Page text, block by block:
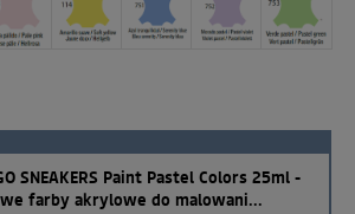
SNEAKERS Paint Pastel Colors 25ml -
farby akrylowe do malowani...